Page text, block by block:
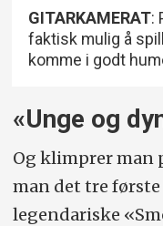
GITARKAMERAT:
faktisk mulig å
komme i godt
«Unge og
Og klimprer man
man det tre
legendariske